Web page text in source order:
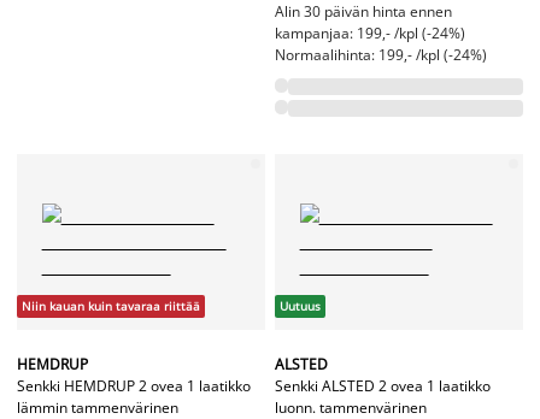
Alin 30 päivän hinta ennen
kampanjaa: 199,- /kpl (-24%)
Normaalihinta: 199,- /kpl (-24%)
Niin kauan kuin tavaraa riittää
HEMDRUP
Senkki HEMDRUP 2 ovea 1 laatikko
lämmin tammenvärinen
Uutuus
ALSTED
Senkki ALSTED 2 ovea 1 laatikko
luonn. tammenvärinen